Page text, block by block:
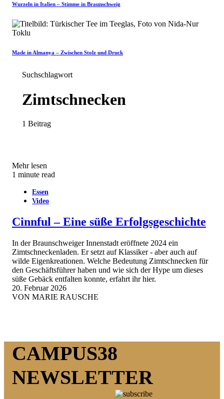
Wurzeln in Italien – Stimme in Braunschweig
Made in Almanya – Zwischen Stolz und Druck
Suchschlagwort
Zimtschnecken
1 Beitrag
Mehr lesen
1 minute read
Essen
Video
Cinnful – Eine süße Erfolgsgeschichte
In der Braunschweiger Innenstadt eröffnete 2024 ein
Zimtschneckenladen. Er setzt auf Klassiker - aber auch auf
wilde Eigenkreationen. Welche Bedeutung Zimtschnecken für
den Geschäftsführer haben und wie sich der Hype um dieses
süße Gebäck entfalten konnte, erfahrt ihr hier.
20. Februar 2026
VON MARIE RAUSCHE
CAMPUS38
NEWSLETTER